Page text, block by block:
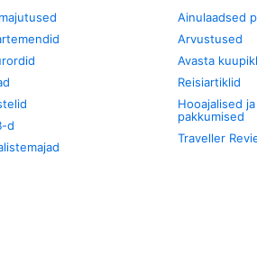
d
Ainulaadsed
Arvustused
Avasta
Reisiartiklid
Hooajalised
pakkumised
Traveller